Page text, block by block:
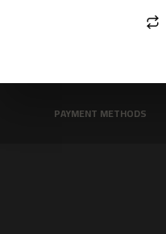
PAYMENT METHODS